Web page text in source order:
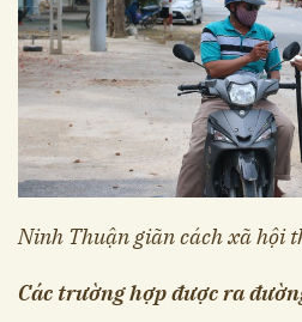
Ninh Thuận giãn cách xã hội
Các trường hợp được ra